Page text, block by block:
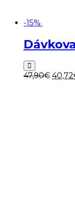
-15%
47,90€ 40,72